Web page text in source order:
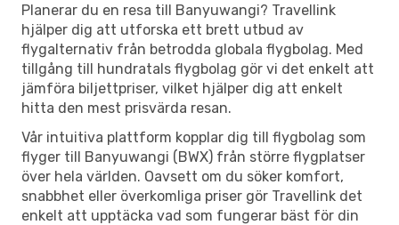
Planerar du en resa till Banyuwangi? Travellink
hjälper dig att utforska ett brett utbud av
flygalternativ från betrodda globala flygbolag. Med
tillgång till hundratals flygbolag gör vi det enkelt att
jämföra biljettpriser, vilket hjälper dig att enkelt
hitta den mest prisvärda resan.
Vår intuitiva plattform kopplar dig till flygbolag som
flyger till Banyuwangi (BWX) från större flygplatser
över hela världen. Oavsett om du söker komfort,
snabbhet eller överkomliga priser gör Travellink det
enkelt att upptäcka vad som fungerar bäst för din